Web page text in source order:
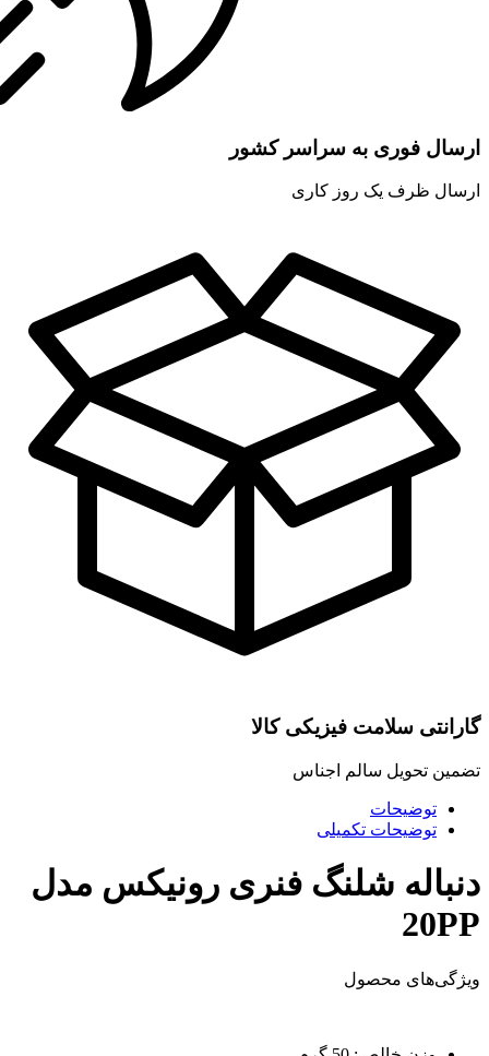
ارسال فوری به سراسر کشور
ارسال ظرف یک روز کاری
گارانتی سلامت فیزیکی کالا
تضمین تحویل سالم اجناس
توضیحات
توضیحات تکمیلی
دنباله شلنگ فنری رونیکس مدل
20PP
ویژگی‌های محصول